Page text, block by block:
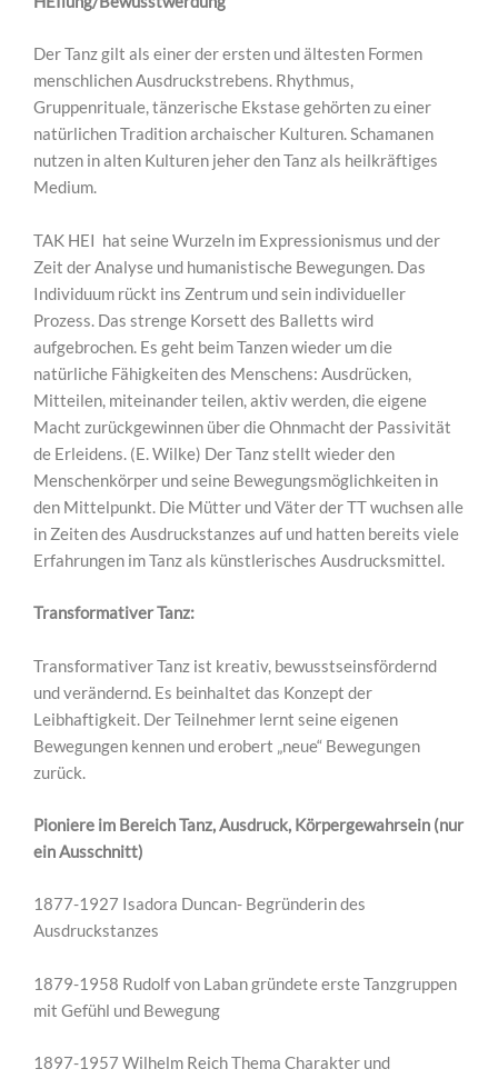
Der Tanz gilt als einer der ersten und ältesten Formen
menschlichen Ausdruckstrebens. Rhythmus,
Gruppenrituale, tänzerische Ekstase gehörten zu einer
natürlichen Tradition archaischer Kulturen. Schamanen
nutzen in alten Kulturen jeher den Tanz als heilkräftiges
Medium.
TAK HEI hat seine Wurzeln im Expressionismus und der
Zeit der Analyse und humanistische Bewegungen. Das
Individuum rückt ins Zentrum und sein individueller
Prozess. Das strenge Korsett des Balletts wird
aufgebrochen. Es geht beim Tanzen wieder um die
natürliche Fähigkeiten des Menschens: Ausdrücken,
Mitteilen, miteinander teilen, aktiv werden, die eigene
Macht zurückgewinnen über die Ohnmacht der Passivität
de Erleidens. (E. Wilke) Der Tanz stellt wieder den
Menschenkörper und seine Bewegungsmöglichkeiten in
den Mittelpunkt. Die Mütter und Väter der TT wuchsen alle
in Zeiten des Ausdruckstanzes auf und hatten bereits viele
Erfahrungen im Tanz als künstlerisches Ausdrucksmittel.
Transformativer Tanz:
Transformativer Tanz ist kreativ, bewusstseinsfördernd
und verändernd. Es beinhaltet das Konzept der
Leibhaftigkeit. Der Teilnehmer lernt seine eigenen
Bewegungen kennen und erobert „neue“ Bewegungen
zurück.
Pioniere im Bereich Tanz, Ausdruck, Körpergewahrsein (nur
ein Ausschnitt)
1877-1927 Isadora Duncan- Begründerin des
Ausdruckstanzes
1879-1958 Rudolf von Laban gründete erste Tanzgruppen
mit Gefühl und Bewegung
1897-1957 Wilhelm Reich Thema Charakter und